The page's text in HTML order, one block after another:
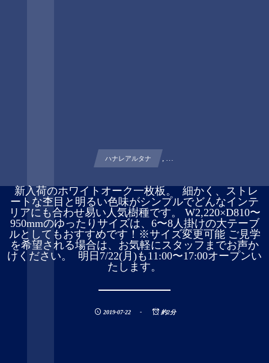
ハナレアルタナ , …
︎ 新入荷のホワイトオーク一枚板。 ︎ 細かく、ストレ
ートな杢目と明るい色味がシンプルでどんなインテ
リアにも合わせ易い人気樹種です。 W2,220×D810〜
950mmのゆったりサイズは、6〜8人掛けの大テーブ
ルとしてもおすすめです！※サイズ変更可能 ご見学
を希望される場合は、お気軽にスタッフまでお声か
けください。 ︎ 明日7/22(月)も11:00〜17:00オープンい
たします。
2019-07-22 約2分